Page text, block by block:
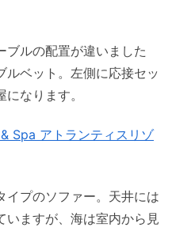
ブルの配置が違いました
ルベット。左側に応接セッ
なります。
イプのソファー。天井には
いますが、海は室内から見